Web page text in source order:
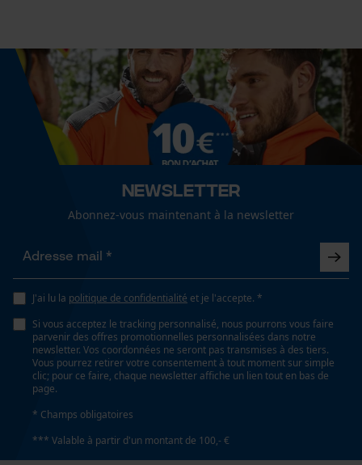
Newsletter
Abonnez-vous maintenant à la newsletter
J'ai lu la politique de confidentialité et je l'accepte. *
Si vous acceptez le tracking personnalisé, nous pourrons vous faire
parvenir des offres promotionnelles personnalisées dans notre
newsletter. Vos coordonnées ne seront pas transmises à des tiers.
Vous pourrez retirer votre consentement à tout moment sur simple
clic; pour ce faire, chaque newsletter affiche un lien tout en bas de
page.
* Champs obligatoires
*** Valable à partir d'un montant de 100,- €